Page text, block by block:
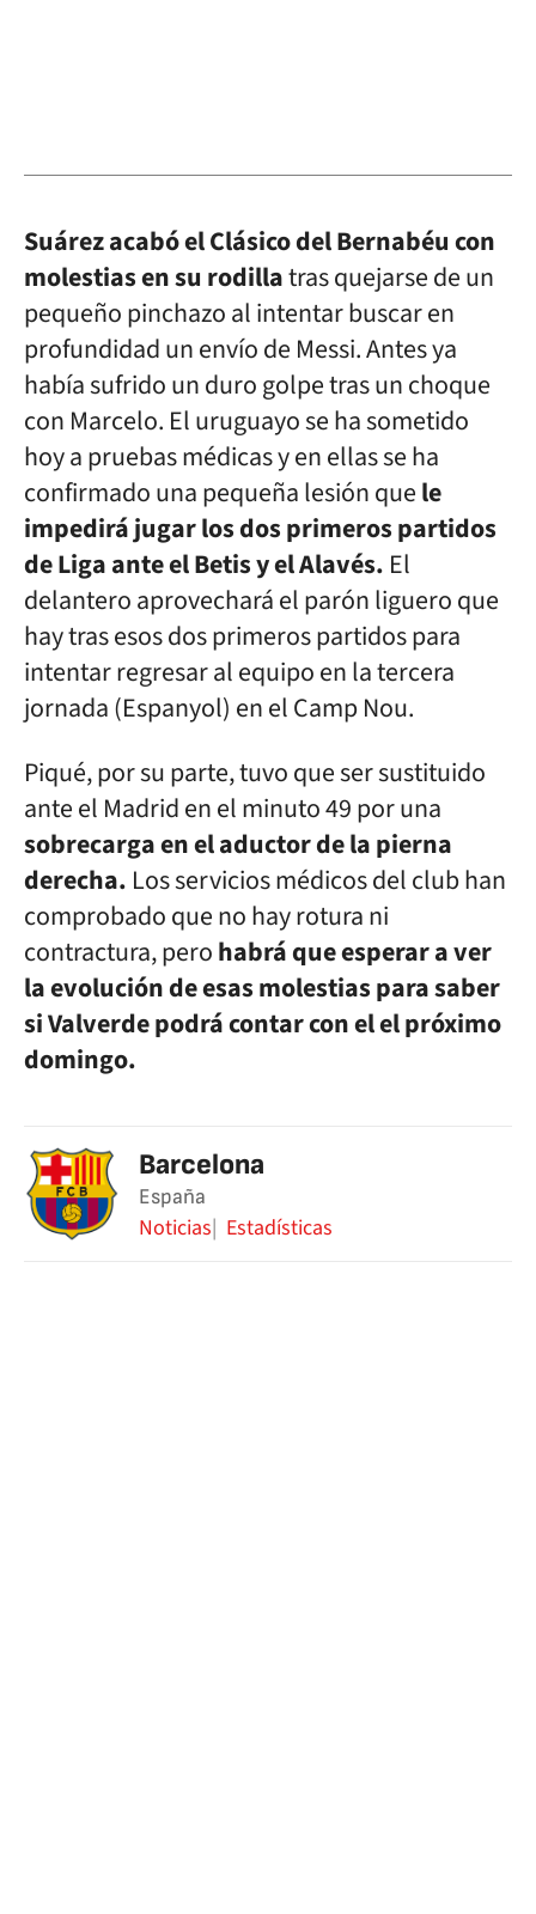
Suárez acabó el Clásico del Bernabéu con
molestias en su rodillatras quejarse de un
pequeño pinchazo al intentar buscar en
profundidad un envío de Messi. Antes ya
había sufrido un duro golpe tras un choque
con Marcelo. El uruguayo se ha sometido
hoy a pruebas médicas y en ellas se ha
confirmado una pequeña lesión quele
impedirá jugar los dos primeros partidos
de Liga ante el Betis y el Alavés. El
delantero aprovechará el parón liguero que
hay tras esos dos primeros partidos para
intentar regresar al equipo en la tercera
jornada (Espanyol) en el Camp Nou.
Piqué, por su parte, tuvo que ser sustituido
ante el Madrid en el minuto 49 por una
sobrecarga en el aductor de la pierna
derecha. Los servicios médicos del club han
comprobado que no hay rotura ni
contractura, perohabrá que esperar a ver
la evolución de esas molestias para saber
si Valverde podrá contar con el el próximo
domingo.
Barcelona
España
Noticias Estadísticas